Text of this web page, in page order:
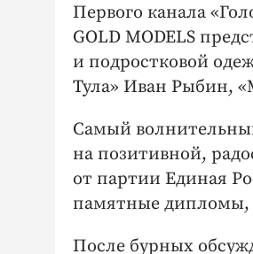
Первого канала
GOLD MODELS
и подростковой
Тула» Иван Рыбин,
Самый
на позитивной,
от партии Единая
памятные дипломы,
После бурных